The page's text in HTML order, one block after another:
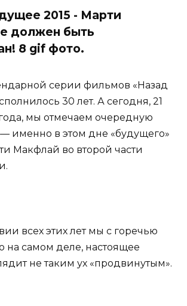
2015 - Марти
должен быть
8 gif фото.
серии фильмов «Назад
30 лет. А сегодня, 21
мы отмечаем очередную
— именно в этом дне «будущего»
Макфлай во второй части
всех этих лет мы с горечью
на самом деле, настоящее
не таким ух «продвинутым».